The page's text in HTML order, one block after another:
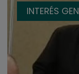
INTERÉS